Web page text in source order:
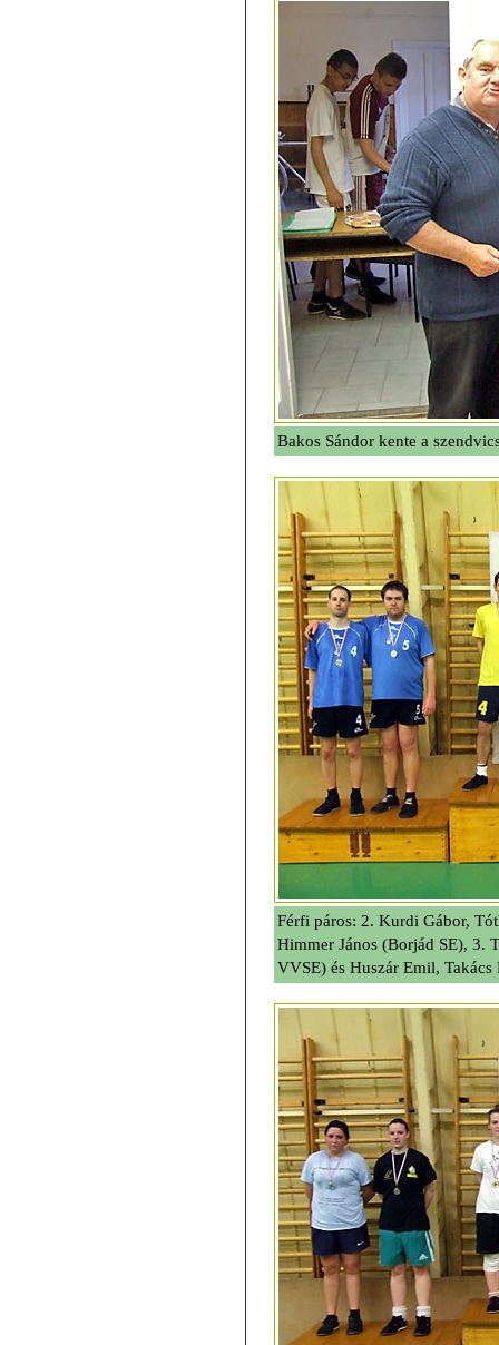
Bakos Sándor kente a
Férfi páros: 2. Kurdi Gábor,
Himmer János (Borjád SE), 3.
VVSE) és Huszár Emil,